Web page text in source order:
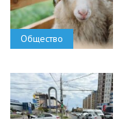
Общество